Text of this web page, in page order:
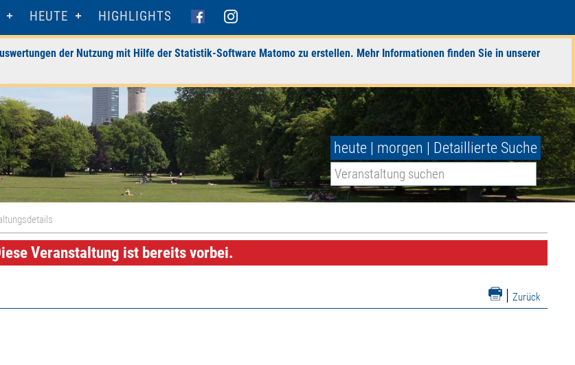
HEUTE HIGHLIGHTS
der Nutzung mit Hilfe der Statistik-Software Matomo zu erstellen. Mehr Informationen finden Sie in unserer
heute | morgen | Detaillierte Suche
Veranstaltung ist bereits vorbei.
| Zurück